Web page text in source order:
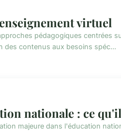
virtuel
pédagogiques centrées
des contenus aux besoins spéc...
nationale : ce
majeure dans l'éducation